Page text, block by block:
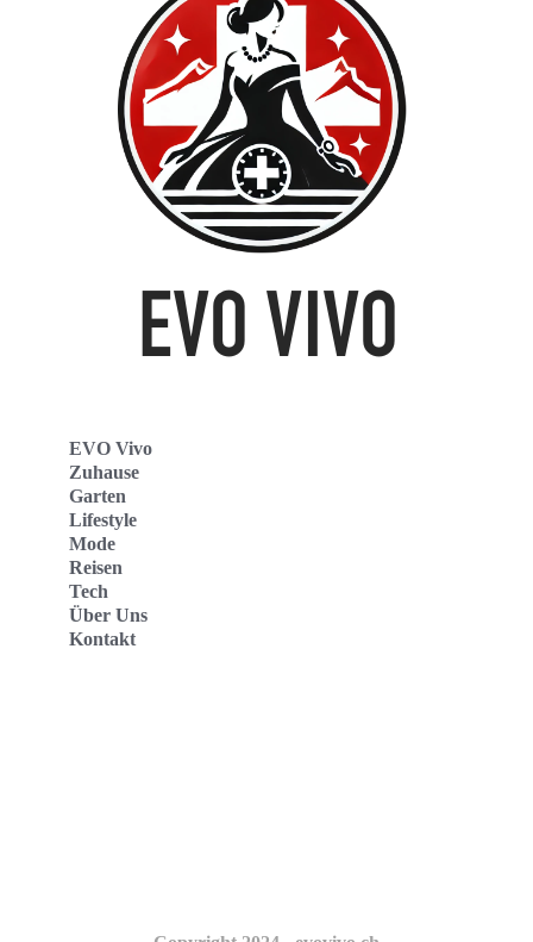
EVO Vivo
Zuhause
Garten
Lifestyle
Mode
Reisen
Tech
Über Uns
Kontakt